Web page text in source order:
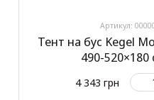
Артикул:
Тент на бус Kegel
490-520×180
4 343 грн